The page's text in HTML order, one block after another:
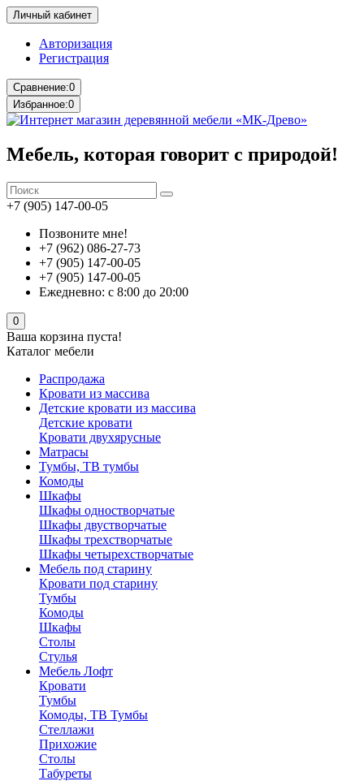
Личный кабинет
Авторизация
Регистрация
Сравнение:0
Избранное:0
Мебель, которая говорит с природой!
+7 (905) 147-00-05
Позвоните мне!
+7 (962) 086-27-73
+7 (905) 147-00-05
+7 (905) 147-00-05
Ежедневно: с 8:00 до 20:00
0
Ваша корзина пуста!
Каталог мебели
Распродажа
Кровати из массива
Детские кровати из массива
Детские кровати
Кровати двухярусные
Матрасы
Тумбы, ТВ тумбы
Комоды
Шкафы
Шкафы одностворчатые
Шкафы двустворчатые
Шкафы трехстворчатые
Шкафы четырехстворчатые
Мебель под старину
Кровати под старину
Тумбы
Комоды
Шкафы
Столы
Стулья
Мебель Лофт
Кровати
Тумбы
Комоды, ТВ Тумбы
Стеллажи
Прихожие
Столы
Табуреты